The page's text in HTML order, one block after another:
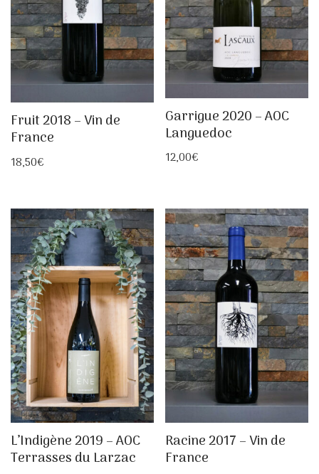
Fruit 2018 – Vin de
France
18,50€
Garrigue 2020 – AOC
Languedoc
12,00€
L’Indigène 2019 – AOC
Terrasses du Larzac
Racine 2017 – Vin de
France